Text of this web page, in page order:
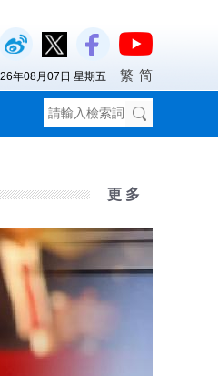
年08月07日 星期五 繁 简
更 多